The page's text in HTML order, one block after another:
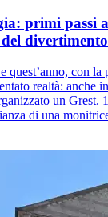
primi passi
divertimento
quest’anno, con la
realtà: anche
un Grest.
di una